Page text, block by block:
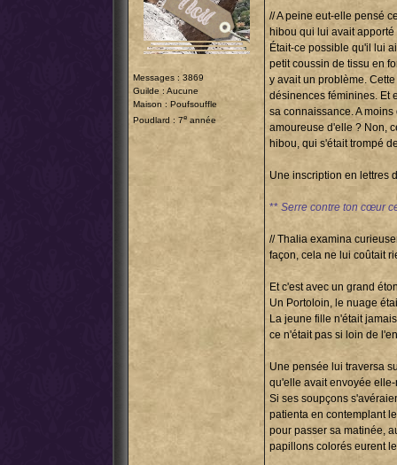
Messages : 3869
Guilde : Aucune
Maison : Poufsouffle
Poudlard : 7e année
// A peine eut-elle pensé
hibou qui lui avait
Était-ce possible qu'il lui
petit coussin de tissu en
y avait un problème.
désinences féminines. Et
sa connaissance. A
amoureuse d'elle ? Non,
hibou, qui s'était trompé
Une inscription en lettres
** Serre contre ton cœur
// Thalia examina
façon, cela ne lui coûtait
Et c'est avec un grand
Un Portoloin, le nuage
La jeune fille n'était
ce n'était pas si loin de
Une pensée lui traversa
qu'elle avait envoyée
Si ses soupçons
patienta en contemplant
pour passer sa matinée,
papillons colorés eurent